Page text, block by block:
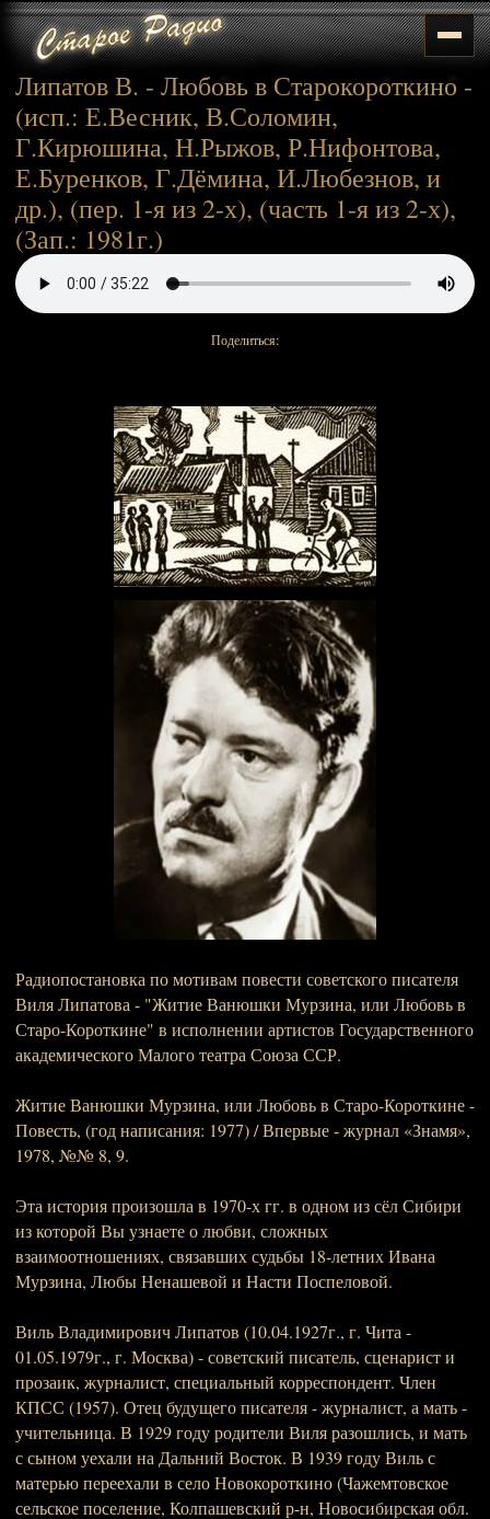
Липатов В. - Любовь в Старокороткино -
(исп.: Е.Весник, В.Соломин,
Г.Кирюшина, Н.Рыжов, Р.Нифонтова,
Е.Буренков, Г.Дёмина, И.Любезнов, и
др.), (пер. 1-я из 2-х), (часть 1-я из 2-х),
(Зап.: 1981г.)
Поделиться:
Радиопостановка по мотивам повести советского писателя
Виля Липатова - "Житие Ванюшки Мурзина, или Любовь в
Старо-Короткине" в исполнении артистов Государственного
академического Малого театра Союза ССР.
Житие Ванюшки Мурзина, или Любовь в Старо-Короткине -
Повесть, (год написания: 1977) / Впервые - журнал «Знамя»,
1978, №№ 8, 9.
Эта история произошла в 1970-х гг. в одном из сёл Сибири
из которой Вы узнаете о любви, сложных
взаимоотношениях, связавших судьбы 18-летних Ивана
Мурзина, Любы Ненашевой и Насти Поспеловой.
Виль Владимирович Липатов (10.04.1927г., г. Чита -
01.05.1979г., г. Москва) - советский писатель, сценарист и
прозаик, журналист, специальный корреспондент. Член
КПСС (1957). Отец будущего писателя - журналист, а мать -
учительница. В 1929 году родители Виля разошлись, и мать
с сыном уехали на Дальний Восток. В 1939 году Виль с
матерью переехали в село Новокороткино (Чажемтовское
сельское поселение, Колпашевский р-н, Новосибирская обл.